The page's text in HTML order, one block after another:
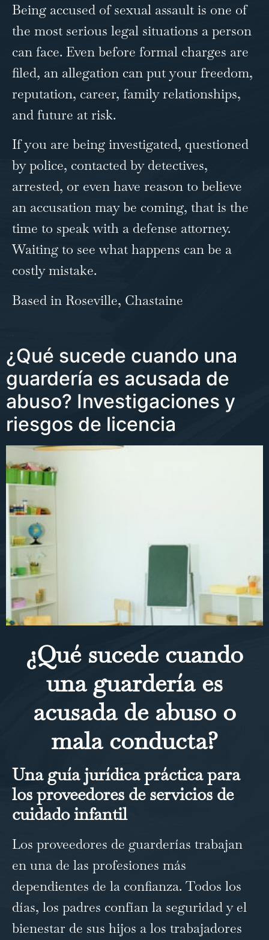
Being accused of sexual assault is one of
the most serious legal situations a person
can face. Even before formal charges are
filed, an allegation can put your freedom,
reputation, career, family relationships,
and future at risk.
If you are being investigated, questioned
by police, contacted by detectives,
arrested, or even have reason to believe
an accusation may be coming, that is the
time to speak with a defense attorney.
Waiting to see what happens can be a
costly mistake.
Based in Roseville, Chastaine
…
¿Qué sucede cuando una
guardería es acusada de
abuso? Investigaciones y
riesgos de licencia
¿Qué sucede cuando
una guardería es
acusada de abuso o
mala conducta?
Una guía jurídica práctica para
los proveedores de servicios de
cuidado infantil
Los proveedores de guarderías trabajan
en una de las profesiones más
dependientes de la confianza. Todos los
días, los padres confían la seguridad y el
bienestar de sus hijos a los trabajadores